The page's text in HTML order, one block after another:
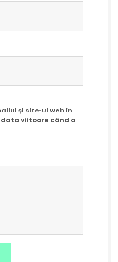
și site-ul web în
viitoare când o